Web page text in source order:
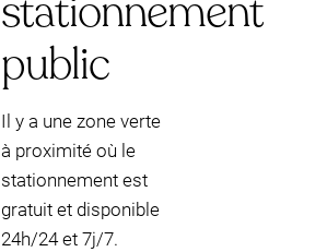
stationnement
public
Il y a une zone verte
à proximité où le
stationnement est
gratuit et disponible
24h/24 et 7j/7.